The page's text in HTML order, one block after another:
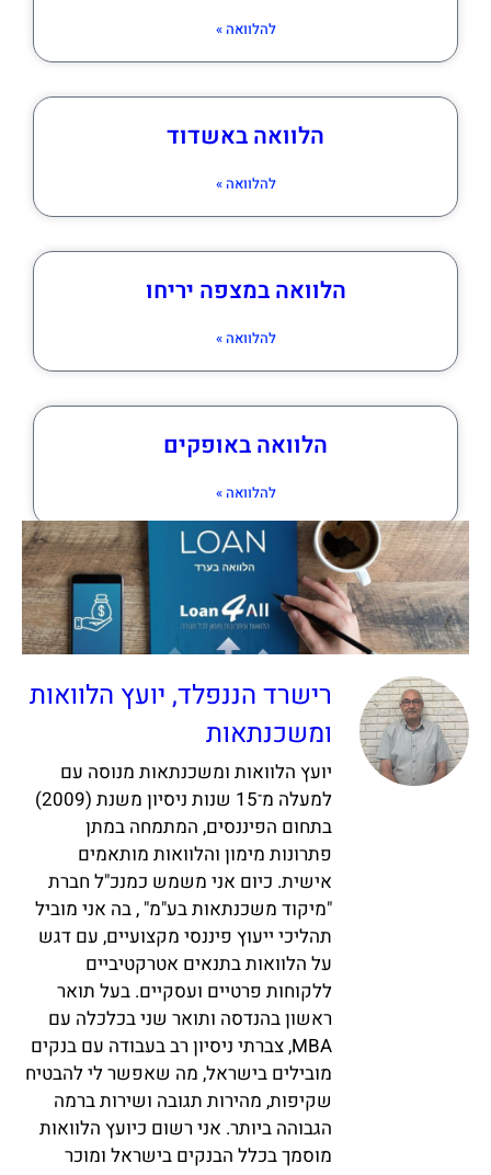
להלוואה »
הלוואה באשדוד
להלוואה »
הלוואה במצפה יריחו
להלוואה »
הלוואה באופקים
להלוואה »
רישרד הננפלד, יועץ הלוואות
ומשכנתאות
יועץ הלוואות ומשכנתאות מנוסה עם
למעלה מ־15 שנות ניסיון משנת (2009)
בתחום הפיננסים, המתמחה במתן
פתרונות מימון והלוואות מותאמים
אישית. כיום אני משמש כמנכ"ל חברת
"מיקוד משכנתאות בע"מ" , בה אני מוביל
תהליכי ייעוץ פיננסי מקצועיים, עם דגש
על הלוואות בתנאים אטרקטיביים
ללקוחות פרטיים ועסקיים. בעל תואר
ראשון בהנדסה ותואר שני בכלכלה עם
MBA, צברתי ניסיון רב בעבודה עם בנקים
מובילים בישראל, מה שאפשר לי להבטיח
שקיפות, מהירות תגובה ושירות ברמה
הגבוהה ביותר. אני רשום כיועץ הלוואות
מוסמך בכלל הבנקים בישראל ומוכר